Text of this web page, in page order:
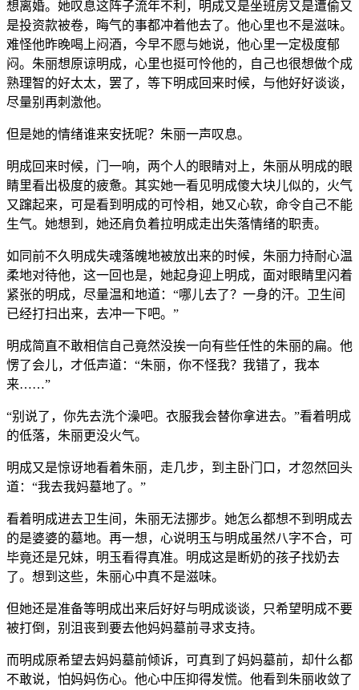
想离婚。她叹息这阵子流年不利，明成又是坐班房又是遭偷又
是投资款被卷，晦气的事都冲着他去了。他心里也不是滋味。
难怪他昨晚喝上闷酒，今早不愿与她说，他心里一定极度郁
闷。朱丽想原谅明成，心里也挺可怜他的，自己也很想做个成
熟理智的好太太，罢了，等下明成回来时候，与他好好谈谈，
尽量别再刺激他。
但是她的情绪谁来安抚呢？朱丽一声叹息。
明成回来时候，门一响，两个人的眼睛对上，朱丽从明成的眼
睛里看出极度的疲惫。其实她一看见明成傻大块儿似的，火气
又蹿起来，可是看到明成的可怜相，她又心软，命令自己不能
生气。她想到，她还肩负着拉明成走出失落情绪的职责。
如同前不久明成失魂落魄地被放出来的时候，朱丽力持耐心温
柔地对待他，这一回也是，她起身迎上明成，面对眼睛里闪着
紧张的明成，尽量温和地道：“哪儿去了？一身的汗。卫生间
已经打扫出来，去冲一下吧。”
明成简直不敢相信自己竟然没挨一向有些任性的朱丽的扁。他
愣了会儿，才低声道：“朱丽，你不怪我？我错了，我本
来……”
“别说了，你先去洗个澡吧。衣服我会替你拿进去。”看着明成
的低落，朱丽更没火气。
明成又是惊讶地看着朱丽，走几步，到主卧门口，才忽然回头
道：“我去我妈墓地了。”
看着明成进去卫生间，朱丽无法挪步。她怎么都想不到明成去
的是婆婆的墓地。再一想，心说明玉与明成虽然八字不合，可
毕竟还是兄妹，明玉看得真准。明成这是断奶的孩子找奶去
了。想到这些，朱丽心中真不是滋味。
但她还是准备等明成出来后好好与明成谈谈，只希望明成不要
被打倒，别沮丧到要去他妈妈墓前寻求支持。
而明成原希望去妈妈墓前倾诉，可真到了妈妈墓前，却什么都
不敢说，怕妈妈伤心。他心中压抑得发慌。他看到朱丽收敛了